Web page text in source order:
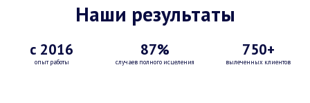
Наши результаты
с 2016
опыт работы
87%
случаев полного исцеления
750+
вылеченных клиентов